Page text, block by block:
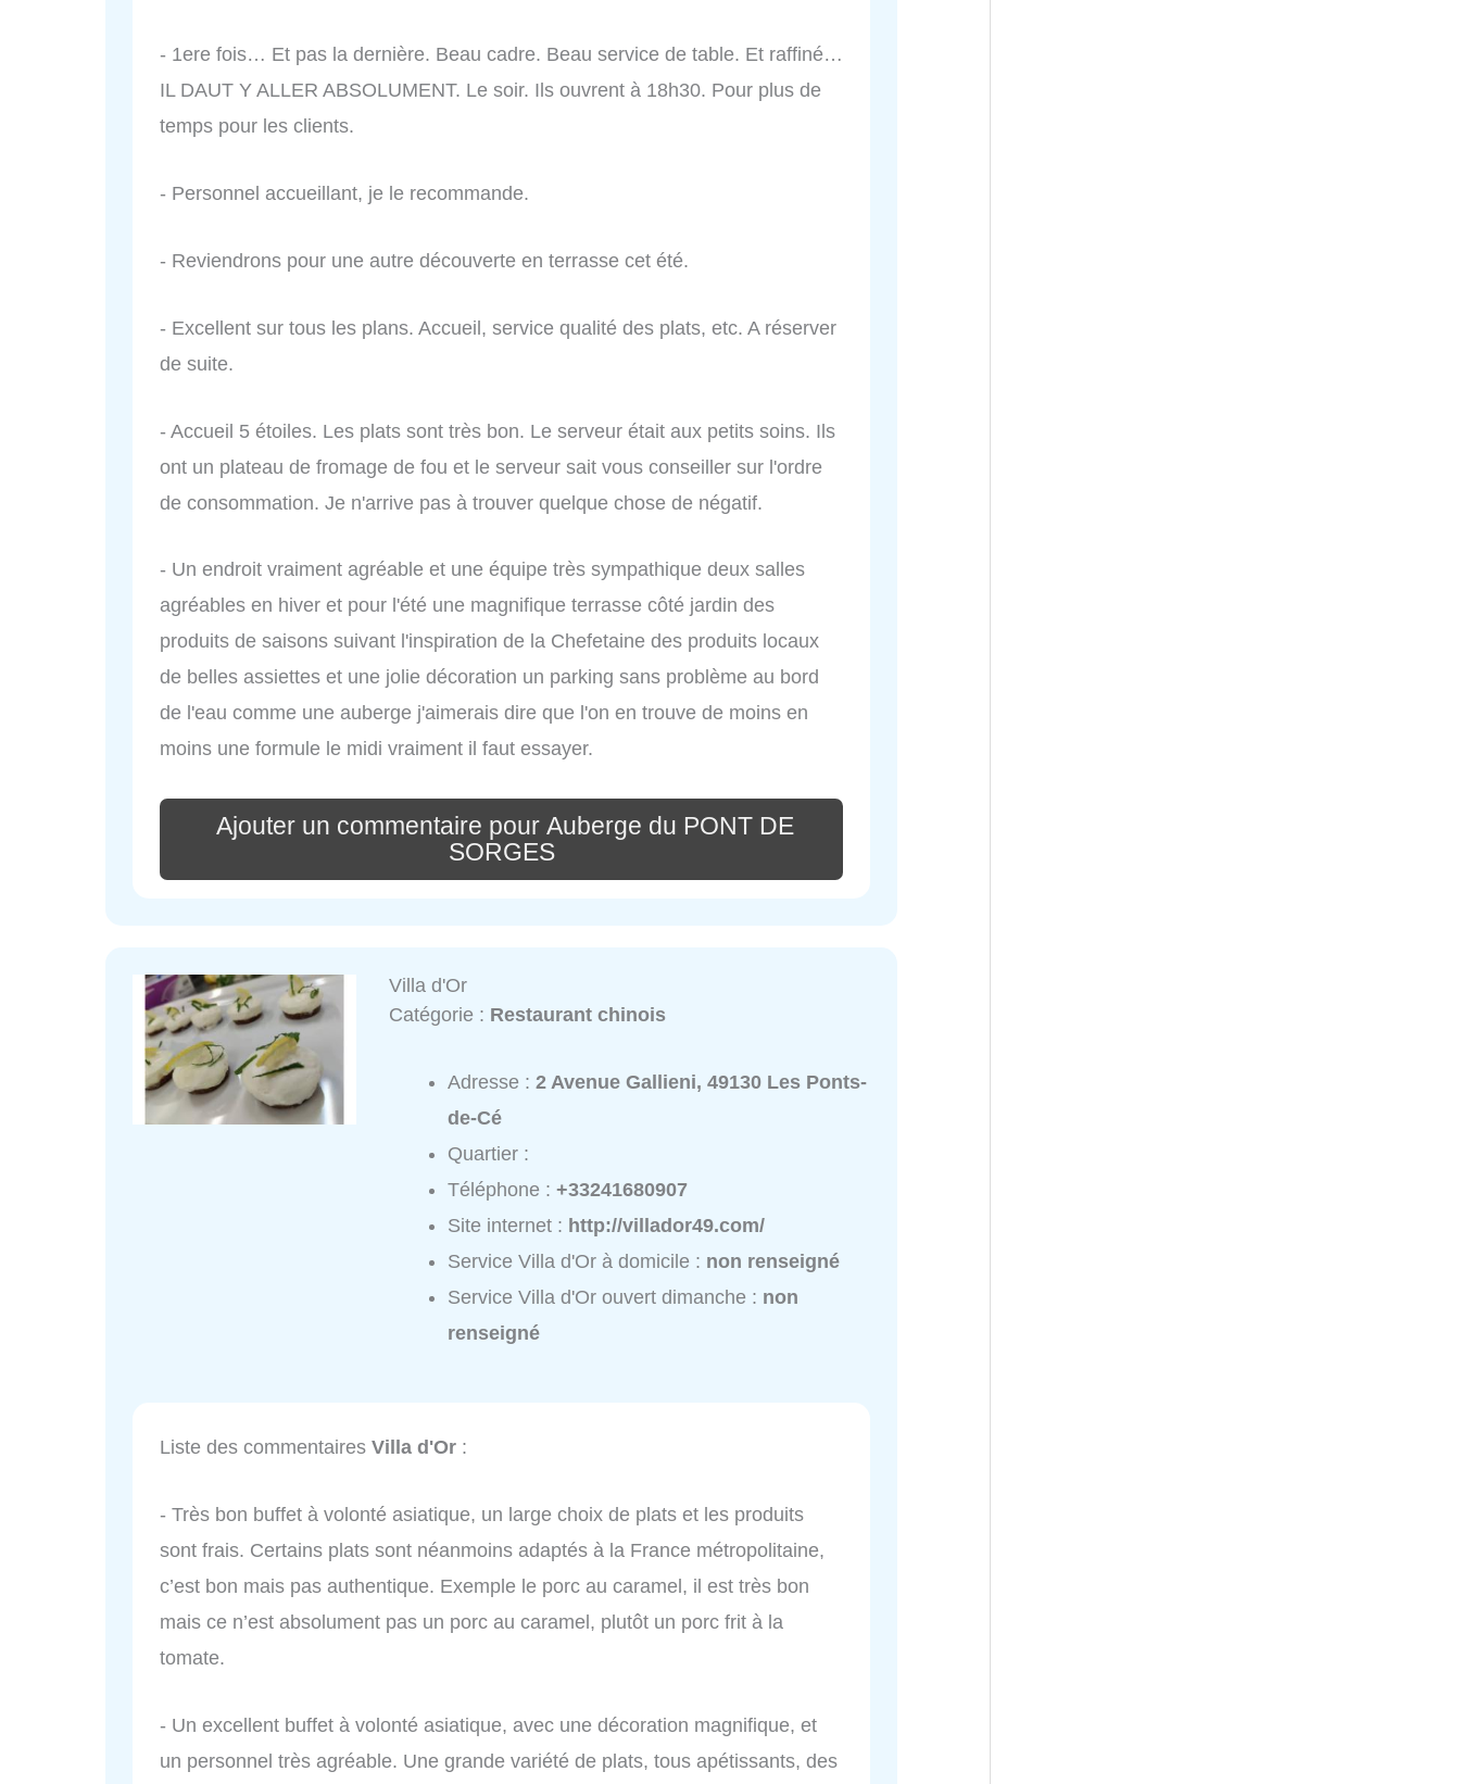
- 1ere fois… Et pas la dernière. Beau cadre. Beau service de table. Et raffiné…
IL DAUT Y ALLER ABSOLUMENT. Le soir. Ils ouvrent à 18h30. Pour plus de
temps pour les clients.
- Personnel accueillant, je le recommande.
- Reviendrons pour une autre découverte en terrasse cet été.
- Excellent sur tous les plans. Accueil, service qualité des plats, etc. A réserver
de suite.
- Accueil 5 étoiles. Les plats sont très bon. Le serveur était aux petits soins. Ils
ont un plateau de fromage de fou et le serveur sait vous conseiller sur l'ordre
de consommation. Je n'arrive pas à trouver quelque chose de négatif.
- Un endroit vraiment agréable et une équipe très sympathique deux salles
agréables en hiver et pour l'été une magnifique terrasse côté jardin des
produits de saisons suivant l'inspiration de la Chefetaine des produits locaux
de belles assiettes et une jolie décoration un parking sans problème au bord
de l'eau comme une auberge j'aimerais dire que l'on en trouve de moins en
moins une formule le midi vraiment il faut essayer.
Ajouter un commentaire pour Auberge du PONT DE
SORGES
Villa d'Or
Catégorie : Restaurant chinois
Adresse :2 Avenue Gallieni, 49130 Les Ponts-
de-Cé
Quartier :
Téléphone :+33241680907
Site internet : http://villador49.com/
Service Villa d'Or à domicile : non renseigné
Service Villa d'Or ouvert dimanche : non
renseigné
Liste des commentaires Villa d'Or :
- Très bon buffet à volonté asiatique, un large choix de plats et les produits
sont frais. Certains plats sont néanmoins adaptés à la France métropolitaine,
c’est bon mais pas authentique. Exemple le porc au caramel, il est très bon
mais ce n’est absolument pas un porc au caramel, plutôt un porc frit à la
tomate.
- Un excellent buffet à volonté asiatique, avec une décoration magnifique, et
un personnel très agréable. Une grande variété de plats, tous apétissants, des